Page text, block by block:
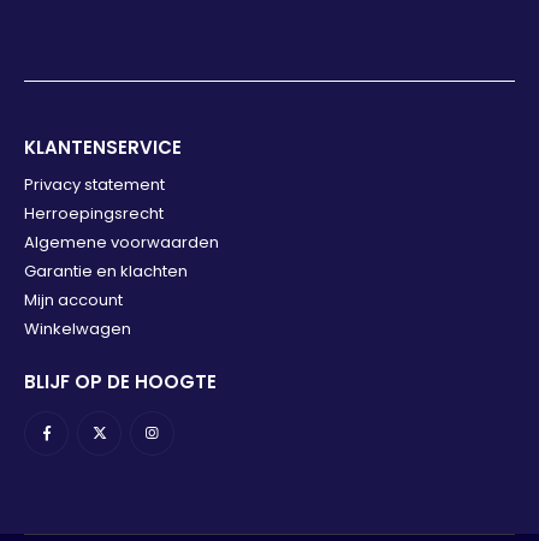
KLANTENSERVICE
Privacy statement
Herroepingsrecht
Algemene voorwaarden
Garantie en klachten
Mijn account
Winkelwagen
BLIJF OP DE HOOGTE